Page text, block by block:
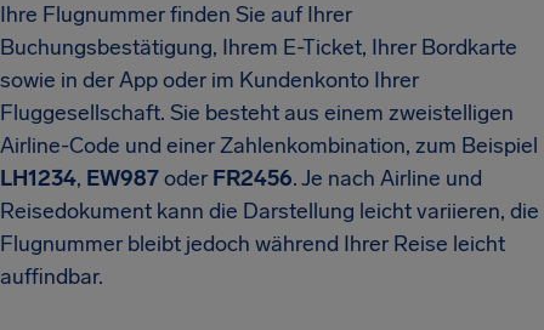
Ihre Flugnummer finden Sie auf Ihrer
Buchungsbestätigung, Ihrem E-Ticket, Ihrer Bordkarte
sowie in der App oder im Kundenkonto Ihrer
Fluggesellschaft. Sie besteht aus einem zweistelligen
Airline-Code und einer Zahlenkombination, zum Beispiel
LH1234, EW987oder FR2456. Je nach Airline und
Reisedokument kann die Darstellung leicht variieren, die
Flugnummer bleibt jedoch während Ihrer Reise leicht
auffindbar.